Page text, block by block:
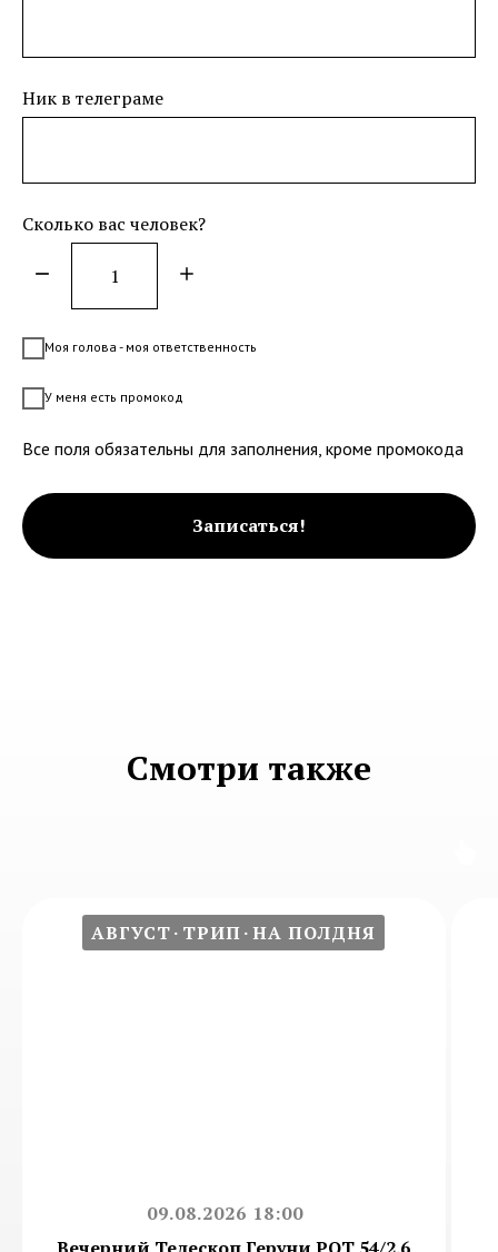
Ник в телеграме
Сколько вас человек?
Моя голова - моя ответственность
У меня есть промокод
Все поля обязательны для заполнения, кроме промокода
Записаться!
Смотри также
АВГУСТ ТРИП НА ПОЛДНЯ
09.08.2026 18:00
Вечерний Телескоп Геруни РОТ 54/2.6